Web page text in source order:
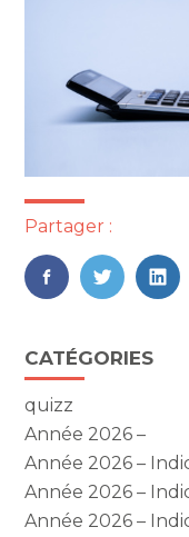
Partager :
FaceBook
Twitter
Blog
sidebar
CATÉGORIES
quizz
Année 2026 –
Année 2026 –
Année 2026 –
Année 2026 –